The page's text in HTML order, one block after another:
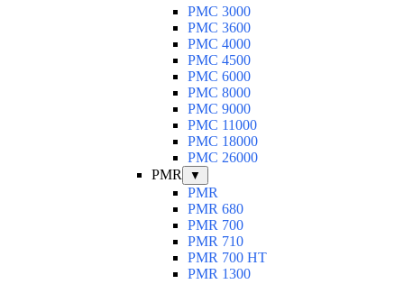
PMC 3000
PMC 3600
PMC 4000
PMC 4500
PMC 6000
PMC 8000
PMC 9000
PMC 11000
PMC 18000
PMC 26000
PMR
▼
PMR
PMR 680
PMR 700
PMR 710
PMR 700 HT
PMR 1300